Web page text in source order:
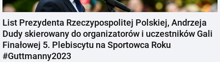
List Prezydenta Rzeczypospolitej Polskiej, Andrzeja
Dudy skierowany do organizatorów i uczestników Gali
Finałowej 5. Plebiscytu na Sportowca Roku
#Guttmanny2023